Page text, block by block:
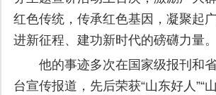
红色传统，传承红色基因，凝聚起
进新征程、建功新时代的磅礴力量。
他的事迹多次在国家级报刊和
台宣传报道，先后荣获“山东好人”“